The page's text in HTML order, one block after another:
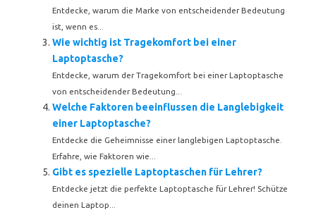
Entdecke, warum die Marke von entscheidender Bedeutung
ist, wenn es...
Wie wichtig ist Tragekomfort bei einer
Laptoptasche?
Entdecke, warum der Tragekomfort bei einer Laptoptasche
von entscheidender Bedeutung...
Welche Faktoren beeinflussen die Langlebigkeit
einer Laptoptasche?
Entdecke die Geheimnisse einer langlebigen Laptoptasche.
Erfahre, wie Faktoren wie...
Gibt es spezielle Laptoptaschen für Lehrer?
Entdecke jetzt die perfekte Laptoptasche für Lehrer! Schütze
deinen Laptop...